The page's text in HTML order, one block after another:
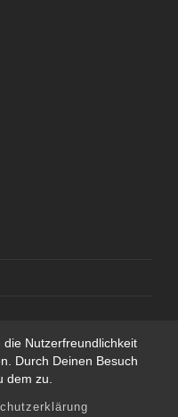
Nutzerfreundlichkeit
Durch Deinen Besuch
dem zu.
© UK TransLogistik